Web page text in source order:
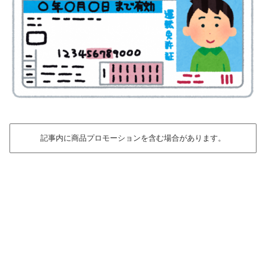
記事内に商品プロモーションを含む場合があります。